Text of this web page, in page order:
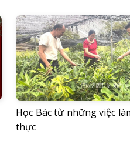
Học Bác từ những việc
thực